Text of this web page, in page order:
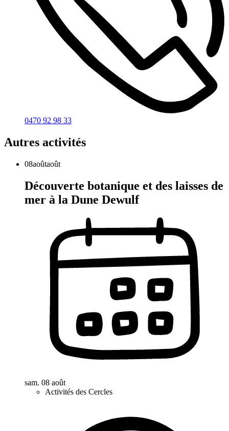
0470 92 98 33
Autres activités
08aoûtaoût
Découverte botanique et des laisses de
mer à la Dune Dewulf
sam. 08 août
Activités des Cercles